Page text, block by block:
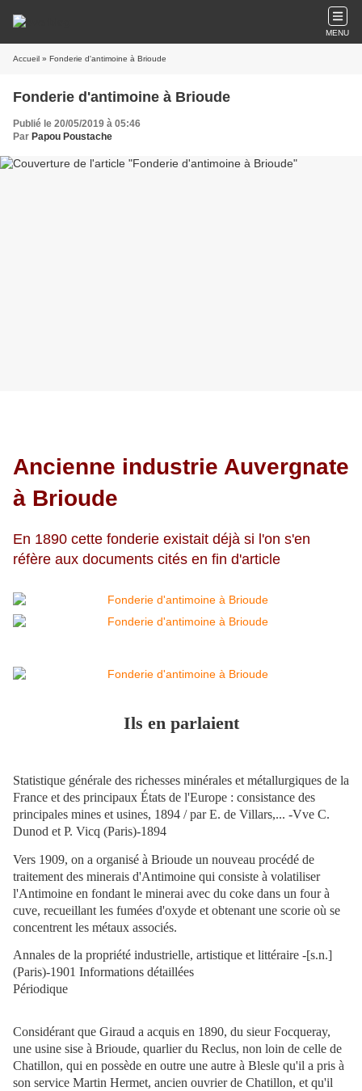
MENU
Accueil » Fonderie d'antimoine à Brioude
Fonderie d'antimoine à Brioude
Publié le 20/05/2019 à 05:46
Par Papou Poustache
Ancienne industrie Auvergnate
à Brioude
En 1890 cette fonderie existait déjà si l'on s'en
réfère aux documents cités en fin d'article
Ils en parlaient
Statistique générale des richesses minérales et métallurgiques de la
France et des principaux États de l'Europe : consistance des
principales mines et usines, 1894 / par E. de Villars,... -Vve C.
Dunod et P. Vicq (Paris)-1894
Vers 1909, on a organisé à Brioude un nouveau procédé de
traitement des minerais d'Antimoine qui consiste à volatiliser
l'Antimoine en fondant le minerai avec du coke dans un four à
cuve, recueillant les fumées d'oxyde et obtenant une scorie où se
concentrent les métaux associés.
Annales de la propriété industrielle, artistique et littéraire -[s.n.]
(Paris)-1901 Informations détaillées
Périodique
Considérant que Giraud a acquis en 1890, du sieur Focqueray,
une usine sise à Brioude, quarlier du Reclus, non loin de celle de
Chatillon, qui en possède en outre une autre à Blesle qu'il a pris à
son service Martin Hermet, ancien ouvrier de Chatillon, et qu'il